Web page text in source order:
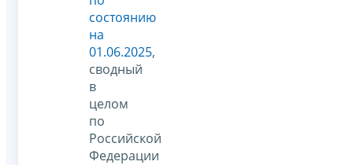
состоянию
на
01.06.2025,
сводный
в
целом
по
Российской
Федерации